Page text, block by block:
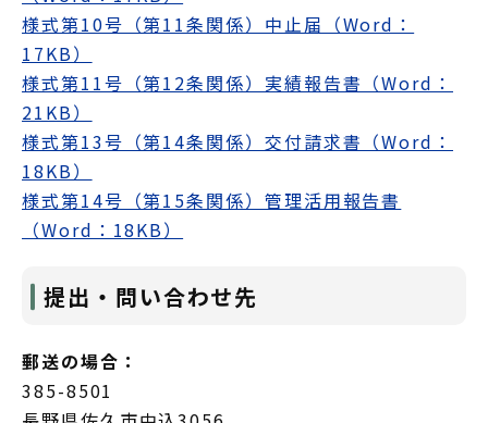
様式第10号（第11条関係）中止届（Word：
17KB）
様式第11号（第12条関係）実績報告書（Word：
21KB）
様式第13号（第14条関係）交付請求書（Word：
18KB）
様式第14号（第15条関係）管理活用報告書
（Word：18KB）
提出・問い合わせ先
郵送の場合：
385-8501